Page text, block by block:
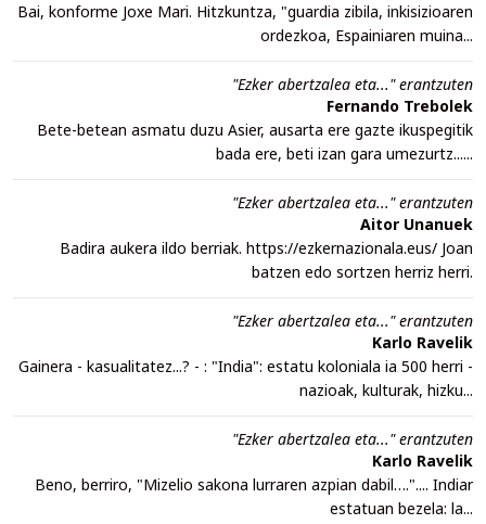
Bai, konforme Joxe Mari. Hitzkuntza, "guardia zibila, inkisizioaren
ordezkoa, Espainiaren muina...
"Ezker abertzalea eta..." erantzuten
Fernando Trebolek
Bete-betean asmatu duzu Asier, ausarta ere gazte ikuspegitik
bada ere, beti izan gara umezurtz......
"Ezker abertzalea eta..." erantzuten
Aitor Unanuek
Badira aukera ildo berriak. https://ezkernazionala.eus/ Joan
batzen edo sortzen herriz herri.
"Ezker abertzalea eta..." erantzuten
Karlo Ravelik
Gainera - kasualitatez...? - : "India": estatu koloniala ia 500 herri -
nazioak, kulturak, hizku...
"Ezker abertzalea eta..." erantzuten
Karlo Ravelik
Beno, berriro, "Mizelio sakona lurraren azpian dabil….".... Indiar
estatuan bezela: la...